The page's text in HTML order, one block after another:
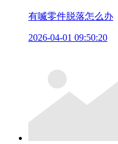
有喴零件脱落怎么办
2026-04-01 09:50:20